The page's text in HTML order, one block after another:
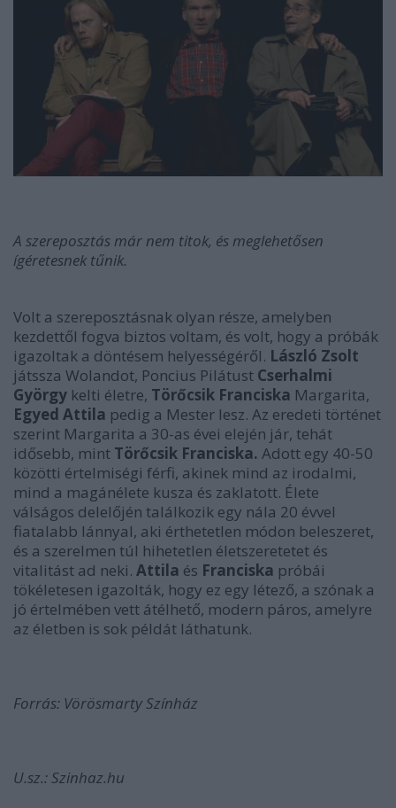
A szereposztás már nem titok, és meglehetősen
ígéretesnek tűnik.
Volt a szereposztásnak olyan része, amelyben
kezdettől fogva biztos voltam, és volt, hogy a próbák
igazoltak a döntésem helyességéről. László Zsolt
játssza Wolandot, Poncius Pilátust Cserhalmi
György kelti életre, Törőcsik Franciska Margarita,
Egyed Attila pedig a Mester lesz. Az eredeti történet
szerint Margarita a 30-as évei elején jár, tehát
idősebb, mint Törőcsik Franciska. Adott egy 40-50
közötti értelmiségi férfi, akinek mind az irodalmi,
mind a magánélete kusza és zaklatott. Élete
válságos delelőjén találkozik egy nála 20 évvel
fiatalabb lánnyal, aki érthetetlen módon beleszeret,
és a szerelmen túl hihetetlen életszeretetet és
vitalitást ad neki. Attila és Franciska próbái
tökéletesen igazolták, hogy ez egy létező, a szónak a
jó értelmében vett átélhető, modern páros, amelyre
az életben is sok példát láthatunk.
Forrás: Vörösmarty Színház
U.sz.: Szinhaz.hu